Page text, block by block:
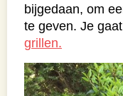
bijgedaan, om
te geven. Je
grillen.